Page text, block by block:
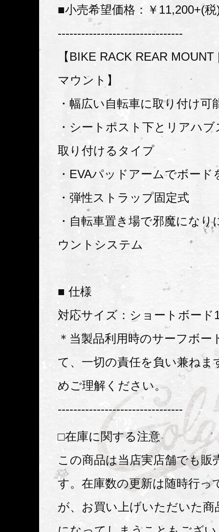
■小売希望価格：￥11,200+(
--------------------------------
【BIKE RACK REAR
マウント】
・幅広い自転車に取り付け可
・シートポスト下とリアハ
取り付けるタイプ
・EVAパッドアームでボード
・弾性ストラップ固定式
・自転車置き場で邪魔にな
ウントシステム
■ 仕様
対応サイズ：ショートボード
＊当製品利用時のサーフボー
て、一切の責任を負い兼ねま
めご理解ください。
--------------------------------
□在庫に関する注意
この商品は当店実店舗でも販
す。在庫数の更新は随時行っ
が、お買い上げいただいた商